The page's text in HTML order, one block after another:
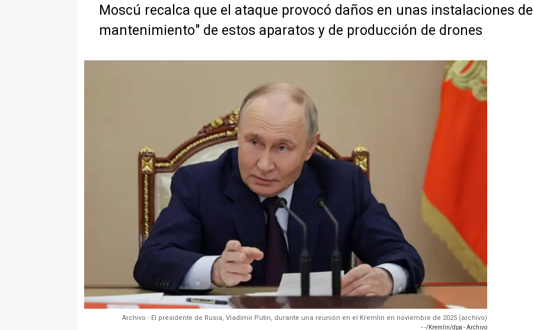
Moscú recalca que el ataque provocó daños en unas instalaciones
mantenimiento" de estos aparatos y de producción de drones
Archivo - El presidente de Rusia, Vladimir Putin, durante una reunión en el Kremlin en noviembre de 2025 (archivo)
- -/Kremlin/dpa - Archivo